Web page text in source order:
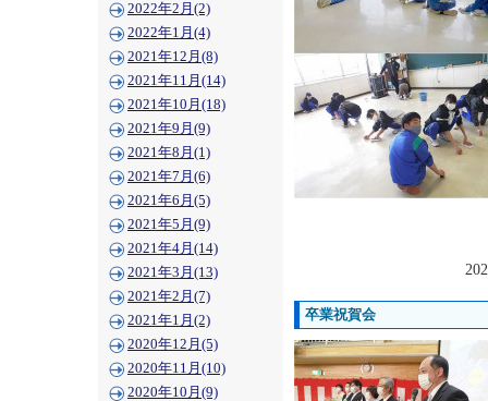
2022年2月(2)
2022年1月(4)
2021年12月(8)
2021年11月(14)
2021年10月(18)
2021年9月(9)
2021年8月(1)
2021年7月(6)
2021年6月(5)
2021年5月(9)
2021年4月(14)
2021年3月(13)
2021年2月(7)
2021年1月(2)
2020年12月(5)
2020年11月(10)
2020年10月(9)
卒業祝賀会